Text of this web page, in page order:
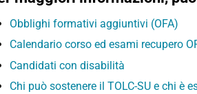
Obblighi formativi aggiuntivi (OFA)
Calendario corso ed esami recupero
Candidati con disabilità
Chi può sostenere il TOLC-SU e chi è